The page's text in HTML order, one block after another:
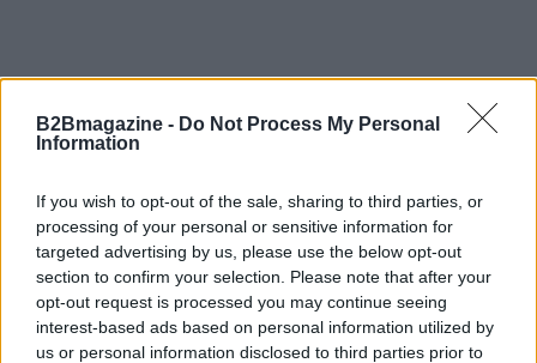
B2Bmagazine - Do Not Process My Personal
Information
If you wish to opt-out of the sale, sharing to third parties, or
processing of your personal or sensitive information for
targeted advertising by us, please use the below opt-out
section to confirm your selection. Please note that after your
opt-out request is processed you may continue seeing
interest-based ads based on personal information utilized by
us or personal information disclosed to third parties prior to
AUTORE
AiAdhubMedia